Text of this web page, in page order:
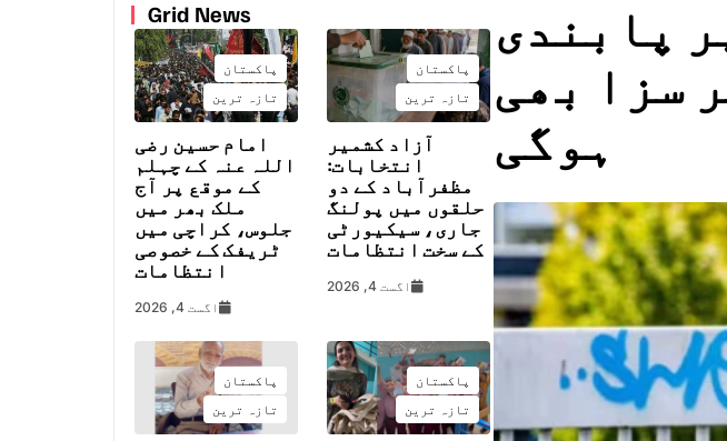
پابندی
سزا بھی
ہوگی
Grid News
پاکستان
تازہ ترین
آزاد کشمیر
انتخابات:
مظفرآباد کے دو
حلقوں میں پولنگ
جاری، سیکیورٹی
کے سخت انتظامات
اگست 4, 2026
پاکستان
تازہ ترین
امام حسین رضی
اللہ عنہ کے چہلم
کے موقع پر آج
ملک بھر میں
جلوس، کراچی میں
ٹریفک کے خصوصی
انتظامات
اگست 4, 2026
پاکستان
تازہ ترین
پاکستان
تازہ ترین